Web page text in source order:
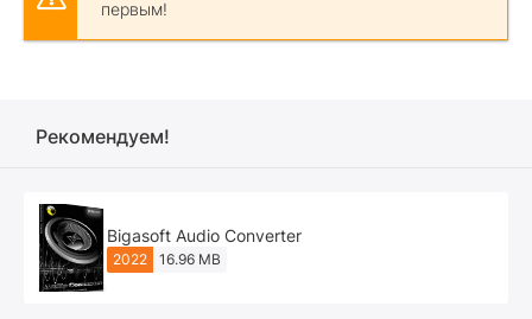
первым!
Рекомендуем!
Bigasoft Audio Converter
2022 16.96 MB